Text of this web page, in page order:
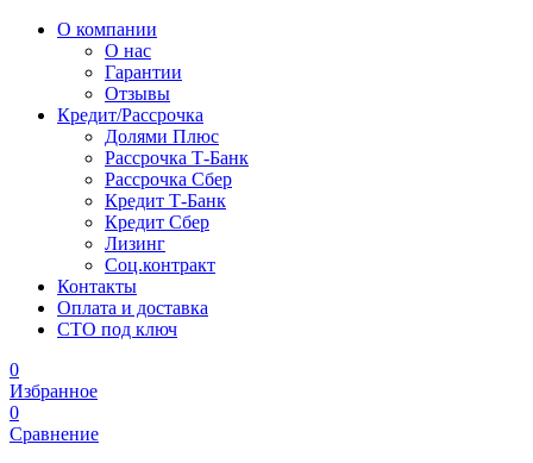
О компании
О нас
Гарантии
Отзывы
Кредит/Рассрочка
Долями Плюс
Рассрочка Т-Банк
Рассрочка Сбер
Кредит Т-Банк
Кредит Сбер
Лизинг
Соц.контракт
Контакты
Оплата и доставка
СТО под ключ
0
Избранное
0
Сравнение